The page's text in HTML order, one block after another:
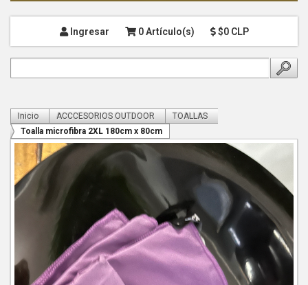
Ingresar 0 Artículo(s) $0 CLP
Inicio ACCCESORIOS OUTDOOR
TOALLAS
Toalla microfibra 2XL 180cm x 80cm